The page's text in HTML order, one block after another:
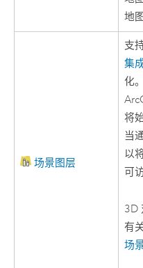
地
场景图层
支
集
化
将
当
以
可
3D
有
场